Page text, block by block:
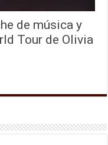
de música y
Tour de Olivia